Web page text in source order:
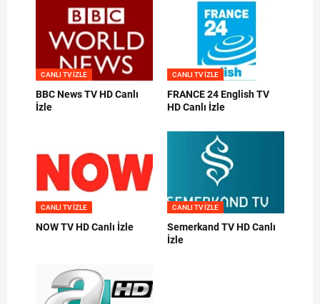
CANLI TV IZLE
BBC News TV HD Canlı
İzle
CANLI TV IZLE
FRANCE 24 English TV
HD Canlı İzle
CANLI TV IZLE
NOW TV HD Canlı İzle
CANLI TV IZLE
Semerkand TV HD Canlı
İzle